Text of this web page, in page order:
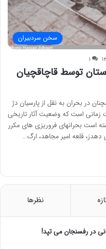
سخن سردبیران
۱
توسط قاچاقچیان
در بحران به نقل از پارسیان دژ
زمانی است که وضعیت آثار تاریخی
است بحرانهای فروریزی های مکرر
دهدز، قلعه امیر مجاهد، ارگ…
نظرها
در رفسنجان می تپد!